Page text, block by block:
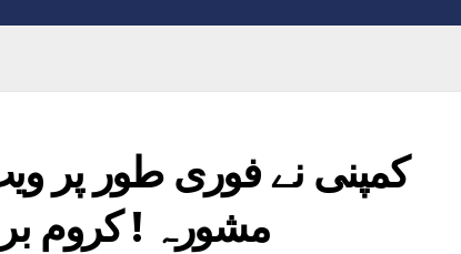
کمپنی نے فوری طور پر
مشورہ ! کروم